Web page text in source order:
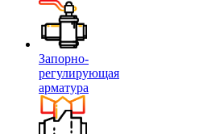
Запорно-
регулирующая
арматура